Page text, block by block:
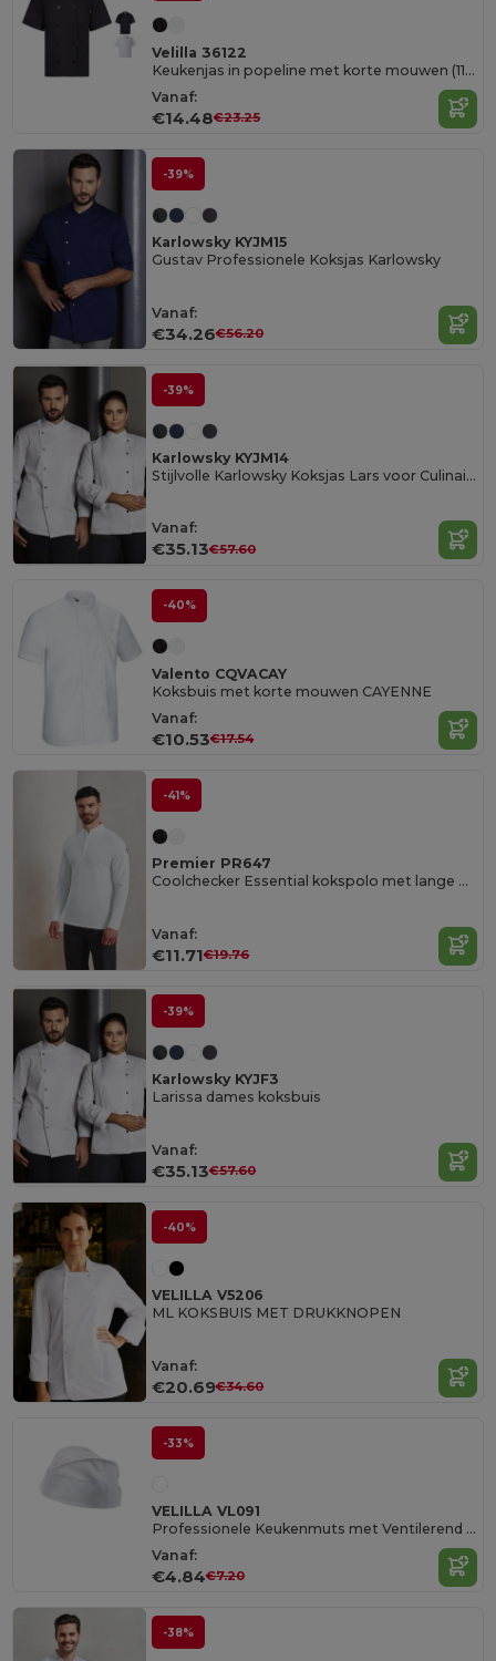
Velilla 36122
Keukenjas in popeline met korte mouwen (110g/m²), van katoen (35%) en polyester (65%)
Vanaf:
€14.48€23.25
-39%
Karlowsky KYJM15
Gustav Professionele Koksjas Karlowsky
Vanaf:
€34.26€56.20
-39%
Karlowsky KYJM14
Stijlvolle Karlowsky Koksjas Lars voor Culinaire Liefhebbers
Vanaf:
€35.13€57.60
-40%
Valento CQVACAY
Koksbuis met korte mouwen CAYENNE
Vanaf:
€10.53€17.54
-41%
Premier PR647
Coolchecker Essential kokspolo met lange mouwen
Vanaf:
€11.71€19.76
-39%
Karlowsky KYJF3
Larissa dames koksbuis
Vanaf:
€35.13€57.60
-40%
VELILLA V5206
ML KOKSBUIS MET DRUKKNOPEN
Vanaf:
€20.69€34.60
-33%
VELILLA VL091
Professionele Keukenmuts met Ventilerend Net
Vanaf:
€4.84€7.20
-38%